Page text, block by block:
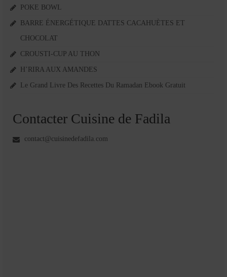
POKE BOWL
BARRE ÉNERGÉTIQUE DATTES CACAHUÈTES ET
CHOCOLAT
CROUSTI-CUP AU THON
H’RIRA AUX AMANDES
Le Grand Livre Des Recettes Du Ramadan Ebook Gratuit
Contacter Cuisine de Fadila
contact@cuisinedefadila.com